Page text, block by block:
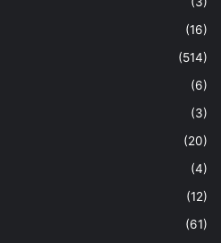
(16)
(514)
(6)
(3)
(20)
(4)
(12)
(61)